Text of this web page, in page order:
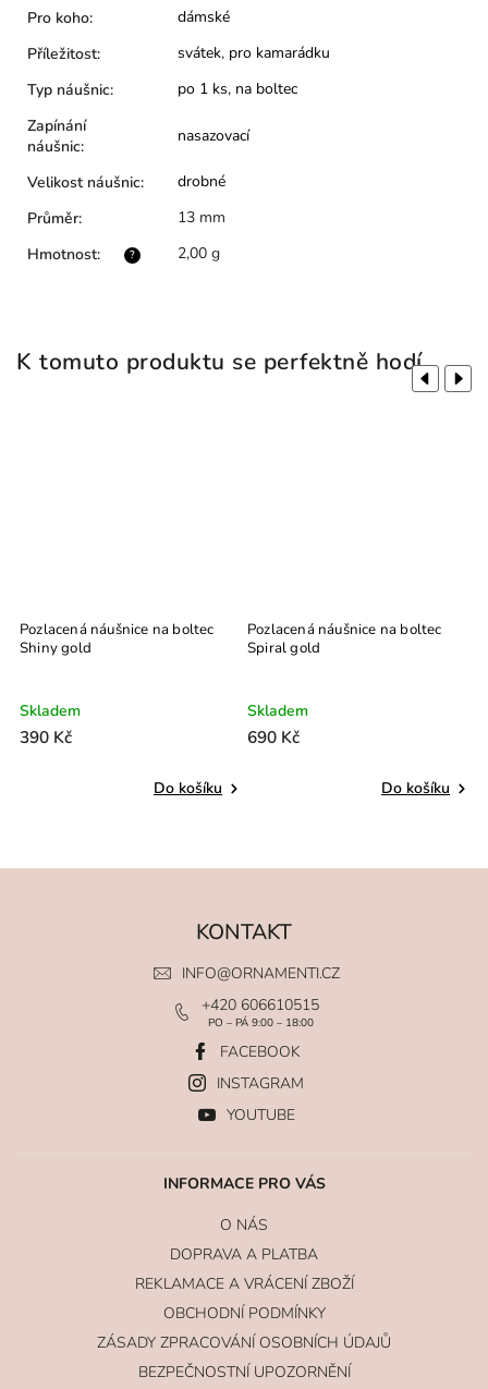
Pro koho:
dámské
Příležitost: svátek, pro kamarádku
Typ náušnic: po 1 ks, na boltec
Zapínání
náušnic:
nasazovací
Velikost náušnic:
drobné
Průměr: 13 mm
?
Hmotnost: 2,00 g
K tomuto produktu se perfektně hodí
Previous
Pozlacená náušnice na boltec
Shiny gold
Skladem
390 Kč
Do košíku
Pozlacená náušnice na boltec
Spiral gold
Skladem
690 Kč
Do košíku
Next
KONTAKT
INFO@ORNAMENTI.CZ
+420 606610515
PO – PÁ 9:00 – 18:00
FACEBOOK
INSTAGRAM
YOUTUBE
INFORMACE PRO VÁS
O NÁS
DOPRAVA A PLATBA
REKLAMACE A VRÁCENÍ ZBOŽÍ
OBCHODNÍ PODMÍNKY
ZÁSADY ZPRACOVÁNÍ OSOBNÍCH ÚDAJŮ
BEZPEČNOSTNÍ UPOZORNĚNÍ